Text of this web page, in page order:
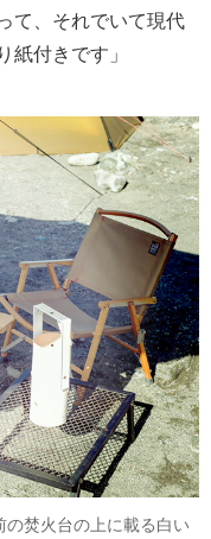
て、それでいて現代
紙付きです」
焚火台の上に載る白い